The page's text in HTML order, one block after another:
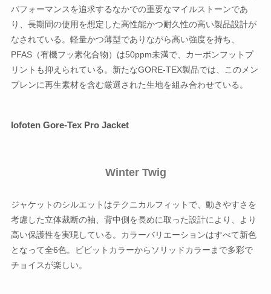
パフォーマンスを追求するなかでの重要なマイルストーンであ
り、長期間の使用を想定した高性能かつ耐久性の高い製品設計が
なされている。軽量かつ薄型でありながら高い強度を持ち、
PFAS（有機フッ素化合物）は50ppm未満で、カーボンフットプ
リントも抑えられている。新たなGORE-TEX製品では、このメン
ブレンに再生素材を含む厳選された生地を組み合わせている。
lofoten Gore-Tex Pro Jacket
Winter Twig
ジャケットのシルエットはテクニカルフィットで、動きやすさを
考慮した立体裁断の袖、背中側を長めに取った設計により、より
高い保護性を実現している。カラーバリエーションはすべて新色
となって全6色。ビビットカラーからソリッドカラーまで多彩で
チョイスが楽しい。